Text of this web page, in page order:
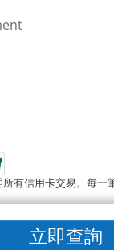
立即查詢
有信用卡交易。每一
預約平台使用條款隱